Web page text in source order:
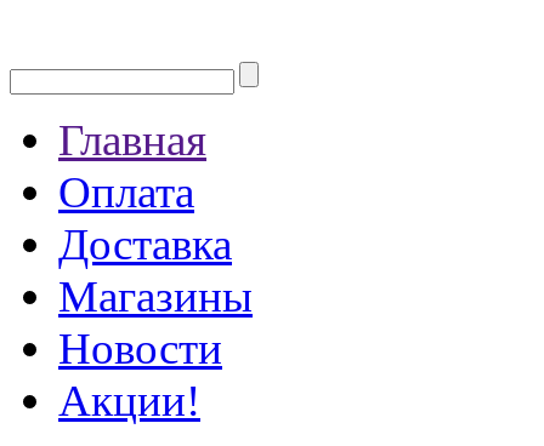
Главная
Оплата
Доставка
Магазины
Новости
Акции!